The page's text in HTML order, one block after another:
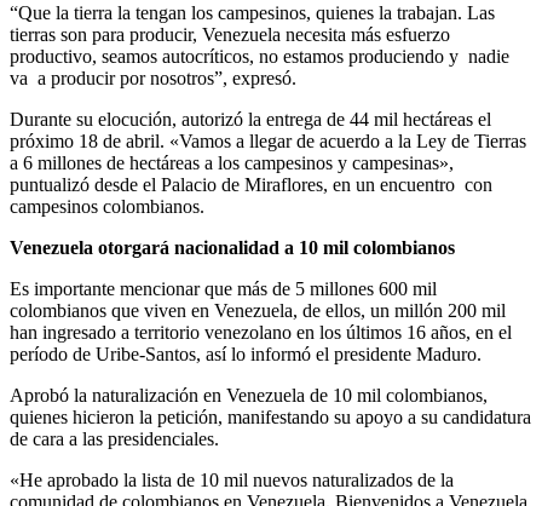
“Que la tierra la tengan los campesinos, quienes la trabajan. Las
tierras son para producir, Venezuela necesita más esfuerzo
productivo, seamos autocríticos, no estamos produciendo y nadie
va a producir por nosotros”, expresó.
Durante su elocución, autorizó la entrega de 44 mil hectáreas el
próximo 18 de abril. «Vamos a llegar de acuerdo a la Ley de Tierras
a 6 millones de hectáreas a los campesinos y campesinas»,
puntualizó desde el Palacio de Miraflores, en un encuentro con
campesinos colombianos.
Venezuela otorgará nacionalidad a 10 mil colombianos
Es importante mencionar que más de 5 millones 600 mil
colombianos que viven en Venezuela, de ellos, un millón 200 mil
han ingresado a territorio venezolano en los últimos 16 años, en el
período de Uribe-Santos, así lo informó el presidente Maduro.
Aprobó la naturalización en Venezuela de 10 mil colombianos,
quienes hicieron la petición, manifestando su apoyo a su candidatura
de cara a las presidenciales.
«He aprobado la lista de 10 mil nuevos naturalizados de la
comunidad de colombianos en Venezuela. Bienvenidos a Venezuela